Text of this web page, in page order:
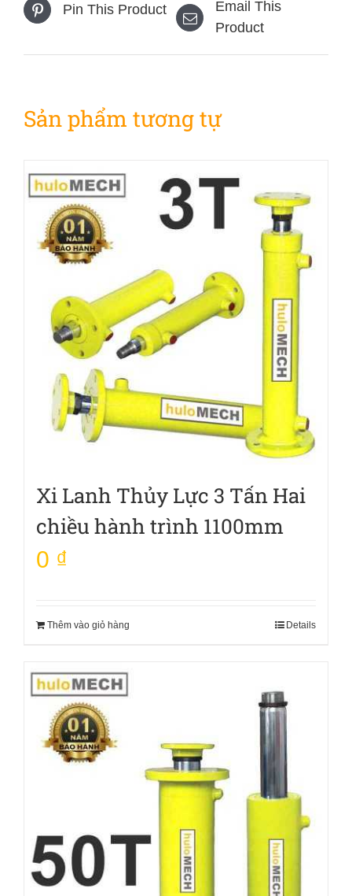
Pin This Product
Email This
Product
Sản phẩm tương tự
Xi Lanh Thủy Lực 3 Tấn Hai
chiều hành trình 1100mm
0 ₫
Thêm vào giỏ hàng Details